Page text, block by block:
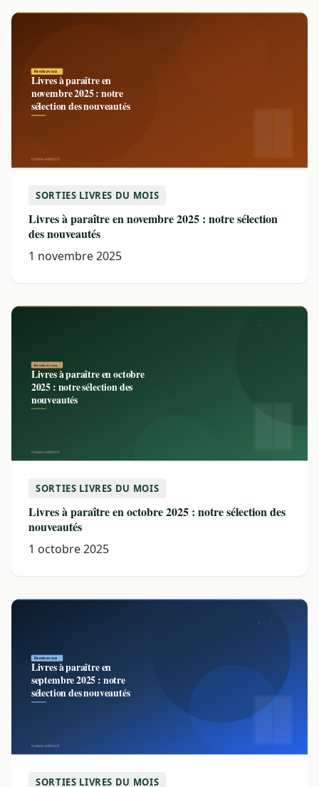
SORTIES LIVRES DU MOIS
Livres à paraître en novembre 2025 : notre sélection
des nouveautés
1 novembre 2025
SORTIES LIVRES DU MOIS
Livres à paraître en octobre 2025 : notre sélection des
nouveautés
1 octobre 2025
SORTIES LIVRES DU MOIS